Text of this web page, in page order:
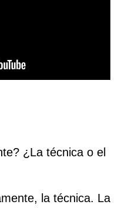
¿La técnica o el
la técnica. La